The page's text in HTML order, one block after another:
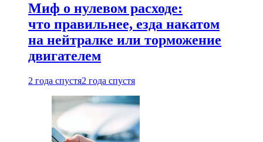
Миф о нулевом расходе:
что правильнее, езда накатом
на нейтралке или торможение
двигателем
2 года спустя2 года спустя